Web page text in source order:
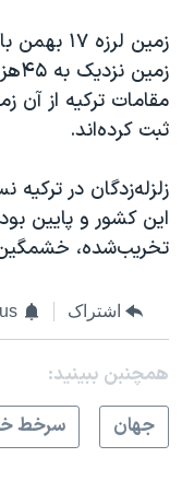
ثبت کرده‌اند.
زلزله‌زدگان در
این کشور و پایین
تخریب‌شده،
اشتراک
همچنبن ببینید:
جهان
سرخط